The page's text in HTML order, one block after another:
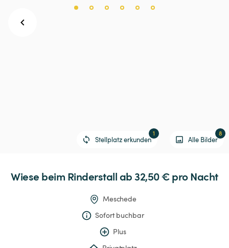
Alle Bilder
8
Stellplatz erkunden
1
Wiese beim Rinderstall ab 32,50 € pro Nacht
Meschede
Sofort buchbar
Plus